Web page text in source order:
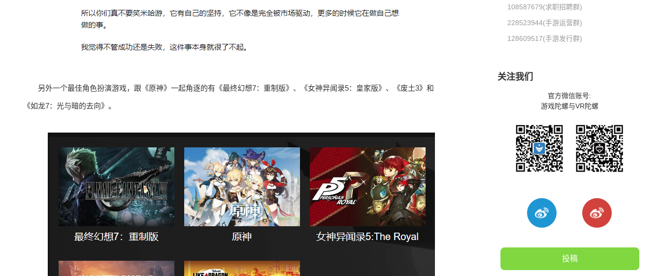
另外一个最佳角色扮演游戏，跟《原神》一起角逐的有《最终幻想7：重制版》、《女神异闻录5：皇家版》、《废土3》和
《如龙7：光与暗的去向》。
108587679(求职招聘群)
228523944(手游运营群)
128609517(手游发行群)
关注我们
官方微信账号:
游戏陀螺与VR陀螺
投稿